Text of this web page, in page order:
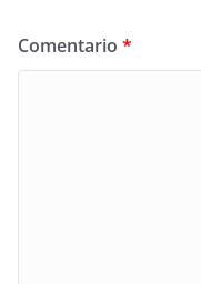
Comentario *